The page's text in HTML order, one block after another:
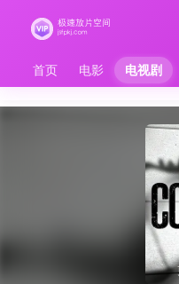
首页 电影 电视剧